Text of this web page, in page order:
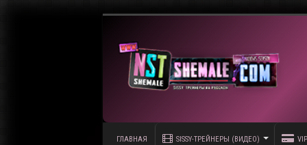
ГЛАВНАЯ SISSY-ТРЕЙНЕРЫ (ВИДЕО)